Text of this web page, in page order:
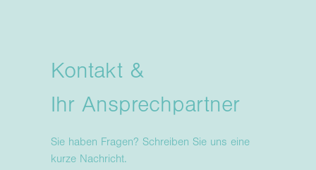
Kontakt &
Ihr Ansprechpartner
Sie haben Fragen? Schreiben Sie uns eine
kurze Nachricht.